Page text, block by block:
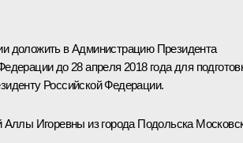
доложить в Администрацию Президента
до 28 апреля 2018 года для
Российской Федерации.
Аллы Игоревны из города Подольска